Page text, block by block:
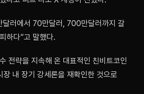
달러에서 70만달러, 700만달러까지 갈
하다”고 말했다.
전략을 지속해 온 대표적인 친비트코인
장 내 장기 강세론을 재확인한 것으로